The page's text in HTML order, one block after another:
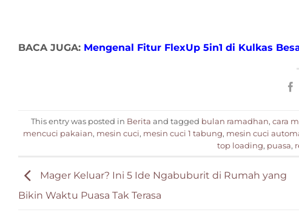
BACA JUGA: Mengenal Fitur FlexUp 5in1 di Kulkas
This entry was posted in Berita and tagged bulan ramadhan, cara
mencuci pakaian, mesin cuci, mesin cuci 1 tabung, mesin cuci
top loading, puasa,
Mager Keluar? Ini 5 Ide Ngabuburit di Rumah yang
Bikin Waktu Puasa Tak Terasa